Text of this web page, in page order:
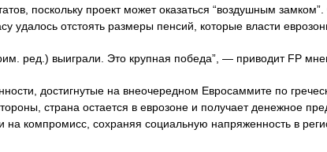
поскольку проект может оказаться “воздушным
удалось отстоять размеры пенсий, которые власти
ред.) выиграли. Это крупная победа”, — приводит FP
достигнутые на внеочередном Евросаммите по
страна остается в еврозоне и получает денежное
компромисс, сохраняя социальную напряженность в